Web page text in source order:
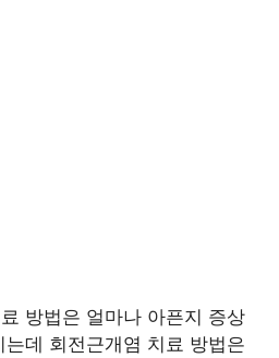
방법은 얼마나 아픈지 증상
데 회전근개염 치료 방법은